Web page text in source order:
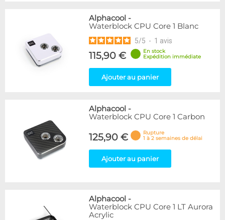
Alphacool -
Waterblock CPU Core 1 Blanc
5/5 - 1 avis
115,90 €
En stock
Expédition immédiate
Ajouter au panier
Alphacool -
Waterblock CPU Core 1 Carbon
125,90 €
Rupture
1 à 2 semaines de délai
Ajouter au panier
Alphacool -
Waterblock CPU Core 1 LT Aurora
Acrylic